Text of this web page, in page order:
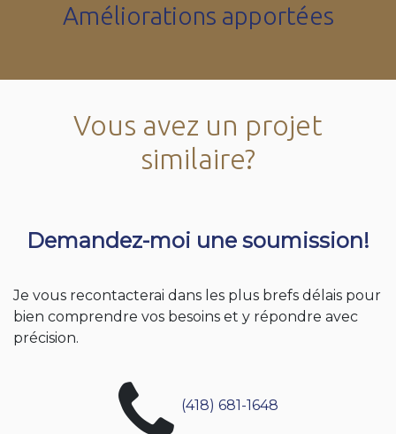
Améliorations apportées
Vous avez un projet
similaire?
Demandez-moi une soumission!
Je vous recontacterai dans les plus brefs délais pour
bien comprendre vos besoins et y répondre avec
précision.
(418) 681-1648